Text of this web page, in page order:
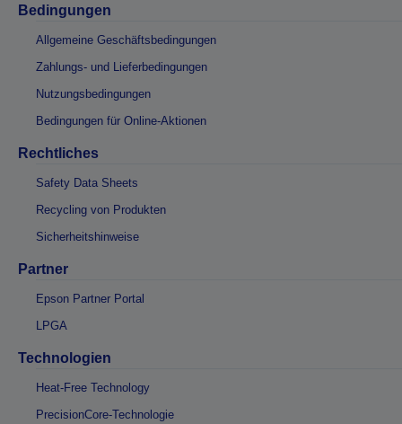
Bedingungen
Allgemeine Geschäftsbedingungen
Zahlungs- und Lieferbedingungen
Nutzungsbedingungen
Bedingungen für Online-Aktionen
Rechtliches
Safety Data Sheets
Recycling von Produkten
Sicherheitshinweise
Partner
Epson Partner Portal
LPGA
Technologien
Heat-Free Technology
PrecisionCore-Technologie